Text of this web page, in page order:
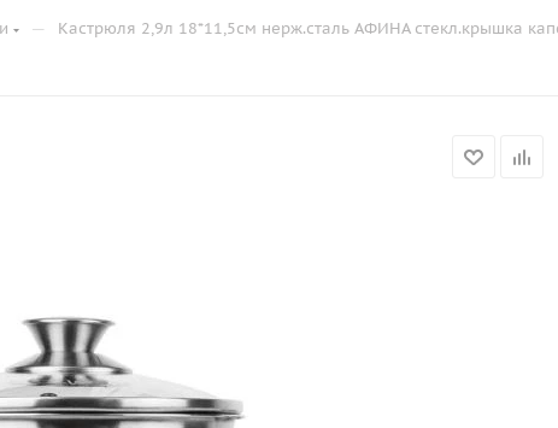
— Кастрюля 2,9л 18*11,5см нерж.сталь АФИНА стекл.крышка